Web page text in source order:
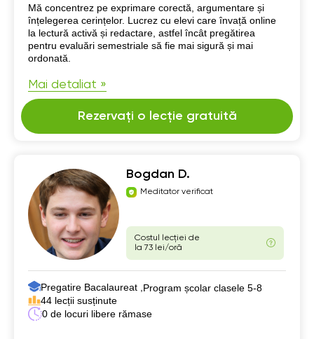
Despre mine
Mă concentrez pe exprimare corectă, argumentare și
înțelegerea cerințelor. Lucrez cu elevi care învață online
la lectură activă și redactare, astfel încât pregătirea
pentru evaluări semestriale să fie mai sigură și mai
ordonată.
Mai detaliat »
Rezervați o lecție gratuită
Bogdan D.
Meditator verificat
Costul lecției de
la 73 lei/oră
Pregatire Bacalaureat , Program școlar clasele 5-8
44 lecții susținute
0 de locuri libere rămase